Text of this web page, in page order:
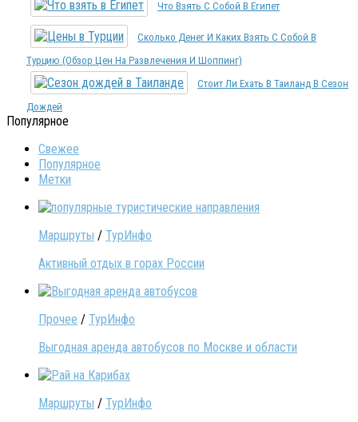
Что Взять С Собой В Египет
Сколько Денег И Каких Взять С Собой В
Турцию (обзор Цен На Развлечения И Шоппинг)
Стоит Ли Ехать В Таиланд В Сезон
Дождей
Популярное
Свежее
Популярное
Метки
Маршруты / ТурИнфо
Активный отдых в горах России
Прочее / ТурИнфо
Выгодная аренда автобусов по Москве и области
Маршруты / ТурИнфо